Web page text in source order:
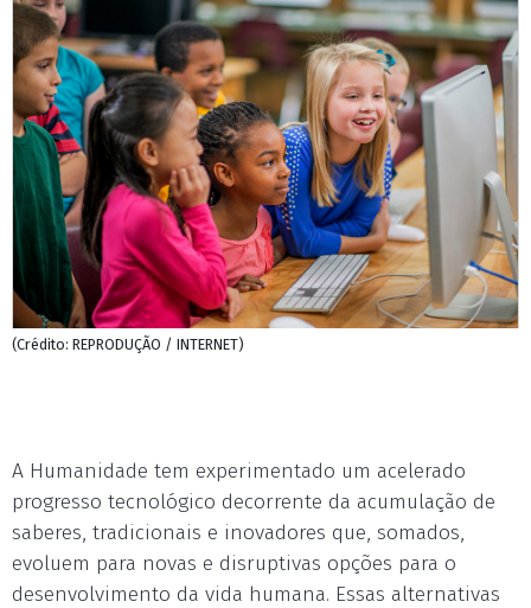
(Crédito: REPRODUÇÃO / INTERNET)
A Humanidade tem experimentado um acelerado
progresso tecnológico decorrente da acumulação de
saberes, tradicionais e inovadores que, somados,
evoluem para novas e disruptivas opções para o
desenvolvimento da vida humana. Essas alternativas